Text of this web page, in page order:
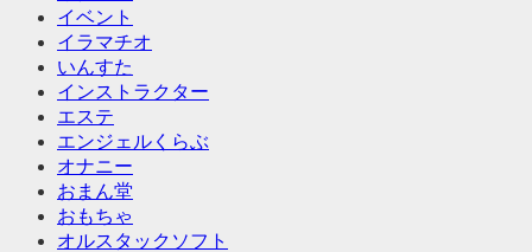
イベント
イラマチオ
いんすた
インストラクター
エステ
エンジェルくらぶ
オナニー
おまん堂
おもちゃ
オルスタックソフト